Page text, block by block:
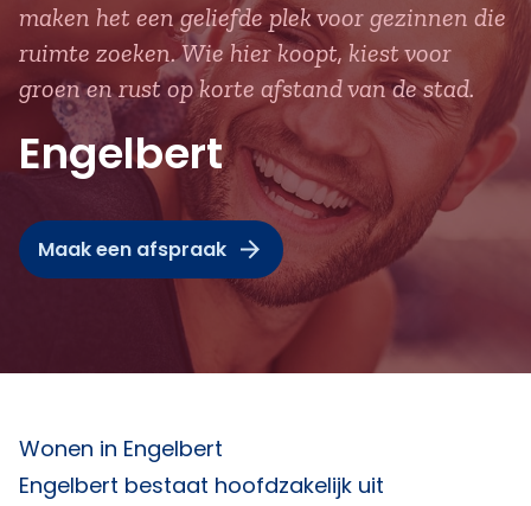
maken het een geliefde plek voor gezinnen die
ruimte zoeken. Wie hier koopt, kiest voor
groen en rust op korte afstand van de stad.
Engelbert
Maak een afspraak
Wonen in Engelbert
Engelbert bestaat hoofdzakelijk uit